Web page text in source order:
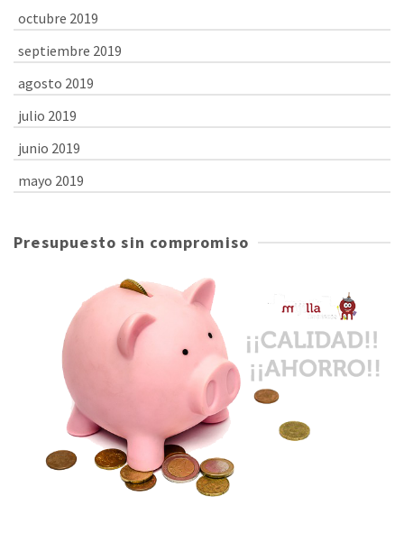
octubre 2019
septiembre 2019
agosto 2019
julio 2019
junio 2019
mayo 2019
Presupuesto sin compromiso